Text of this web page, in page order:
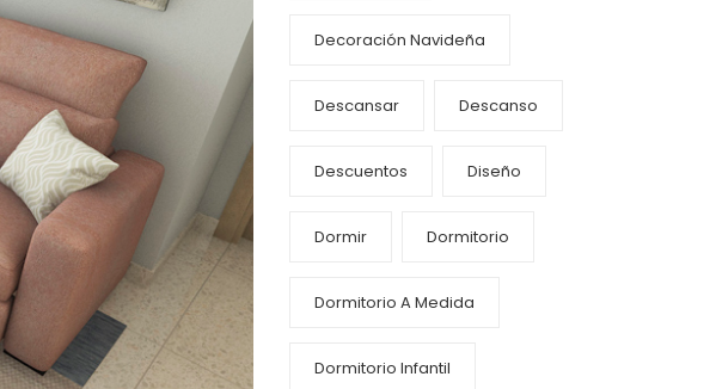
Decoración Navideña
Descansar Descanso
Descuentos Diseño
Dormir Dormitorio
Dormitorio A Medida
Dormitorio Infantil